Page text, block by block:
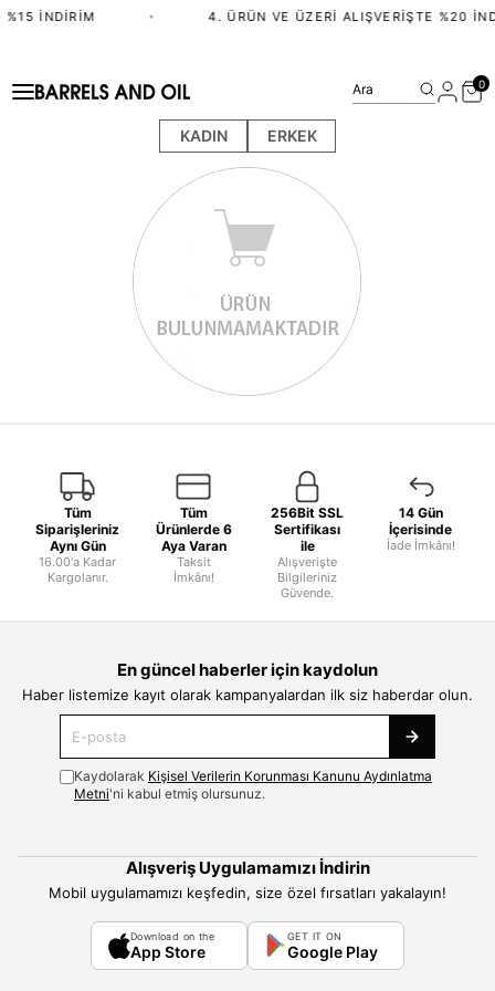
İNDIRIM • 4. ÜRÜN VE ÜZERI ALIŞVERIŞTE %20
KADIN ERKEK
Ara 0
Tüm
Siparişleriniz
Aynı Gün
16.00'a Kadar
Kargolanır.
Tüm
Ürünlerde 6
Aya Varan
Taksit
İmkânı!
256Bit SSL
Sertifikası
ile
Alışverişte
Bilgileriniz
Güvende.
14 Gün
İçerisinde
İade İmkânı!
En güncel haberler için kaydolun
Haber listemize kayıt olarak kampanyalardan ilk siz haberdar olun.
Kaydolarak Kişisel Verilerin Korunması Kanunu Aydınlatma
Metni'ni kabul etmiş olursunuz.
Alışveriş Uygulamamızı İndirin
Mobil uygulamamızı keşfedin, size özel fırsatları yakalayın!
Download on the
App Store
GET IT ON
Google Play